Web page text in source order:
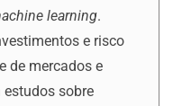
learning.
e risco
de mercados e
sobre